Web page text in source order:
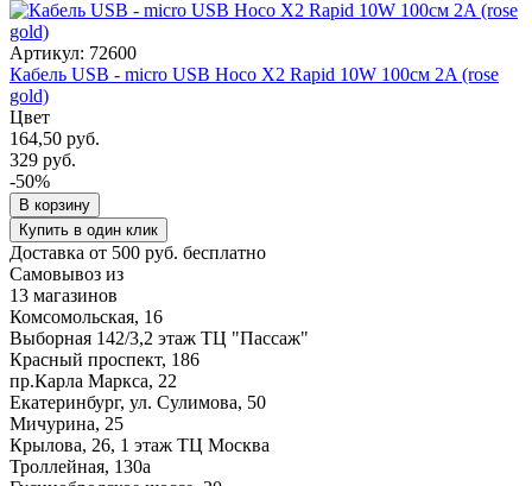
Артикул: 72600
Кабель USB - micro USB Hoco X2 Rapid 10W 100см 2A (rose
gold)
Цвет
164,50 руб.
329 руб.
-50%
В корзину
Купить в один клик
Доставка от 500 руб. бесплатно
Самовывоз из
13 магазинов
Комсомольская, 16
Выборная 142/3,2 этаж ТЦ "Пассаж"
Красный проспект, 186
пр.Карла Маркса, 22
Екатеринбург, ул. Сулимова, 50
Мичурина, 25
Крылова, 26, 1 этаж ТЦ Москва
Троллейная, 130а